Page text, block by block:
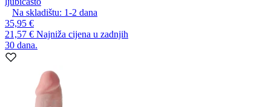
Na skladištu: 1-2 dana
35,95 €
21,57 € Najniža cijena u zadnjih
30 dana.